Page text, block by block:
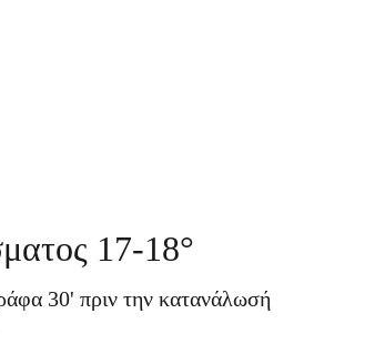
17-18°
30' πριν την κατανάλωσή